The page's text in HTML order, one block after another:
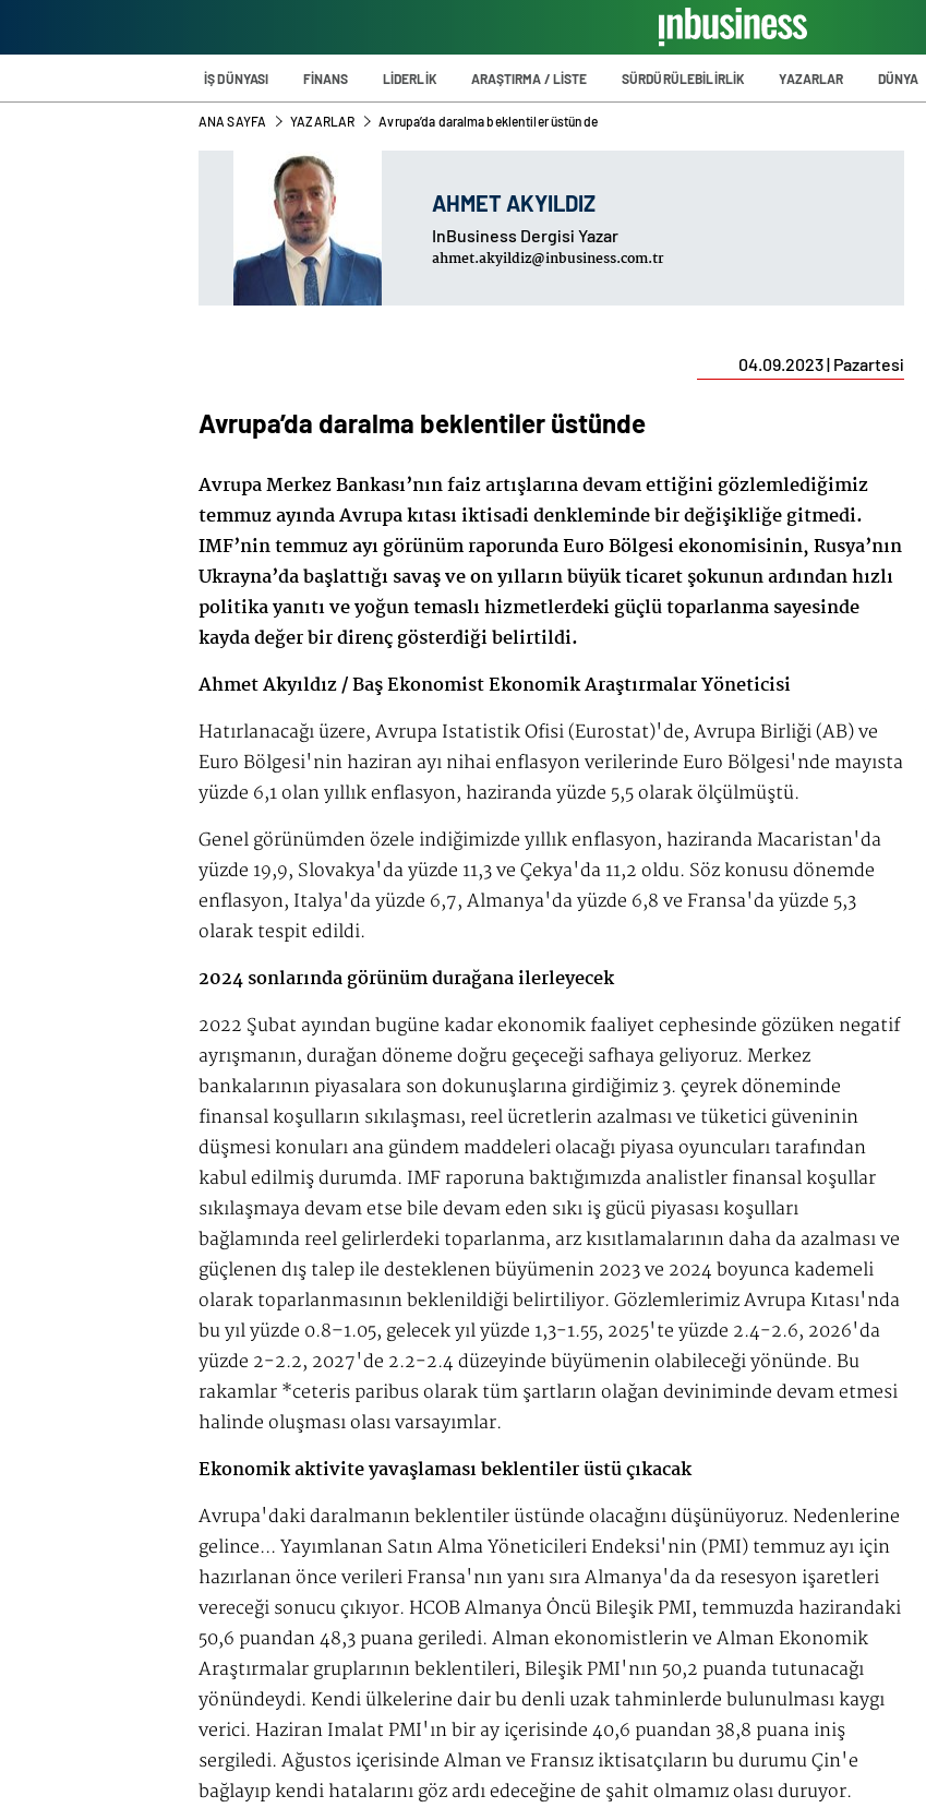
İŞ DÜNYASI FİNANS LİDERLİK ARAŞTIRMA / LİSTE SÜRDÜRÜLEBİLİRLİK YAZARLAR DÜNYA
ANA SAYFA YAZARLAR Avrupa’da daralma beklentiler üstünde
AHMET AKYILDIZ
InBusiness Dergisi Yazar
ahmet.akyildiz@inbusiness.com.tr
04.09.2023 | Pazartesi
Avrupa’da daralma beklentiler üstünde
Avrupa Merkez Bankası’nın faiz artışlarına devam ettiğini gözlemlediğimiz
temmuz ayında Avrupa kıtası iktisadi denkleminde bir değişikliğe gitmedi.
IMF’nin temmuz ayı görünüm raporunda Euro Bölgesi ekonomisinin, Rusya’nın
Ukrayna’da başlattığı savaş ve on yılların büyük ticaret şokunun ardından hızlı
politika yanıtı ve yoğun temaslı hizmetlerdeki güçlü toparlanma sayesinde
kayda değer bir direnç gösterdiği belirtildi.
Ahmet Akyıldız / Baş Ekonomist Ekonomik Araştırmalar Yöneticisi
Hatırlanacağı üzere, Avrupa İstatistik Ofisi (Eurostat)'de, Avrupa Birliği (AB) ve
Euro Bölgesi'nin haziran ayı nihai enflasyon verilerinde Euro Bölgesi'nde mayısta
yüzde 6,1 olan yıllık enflasyon, haziranda yüzde 5,5 olarak ölçülmüştü.
Genel görünümden özele indiğimizde yıllık enflasyon, haziranda Macaristan'da
yüzde 19,9, Slovakya'da yüzde 11,3 ve Çekya'da 11,2 oldu. Söz konusu dönemde
enflasyon, İtalya'da yüzde 6,7, Almanya'da yüzde 6,8 ve Fransa'da yüzde 5,3
olarak tespit edildi.
2024 sonlarında görünüm durağana ilerleyecek
2022 Şubat ayından bugüne kadar ekonomik faaliyet cephesinde gözüken negatif
ayrışmanın, durağan döneme doğru geçeceği safhaya geliyoruz. Merkez
bankalarının piyasalara son dokunuşlarına girdiğimiz 3. çeyrek döneminde
finansal koşulların sıkılaşması, reel ücretlerin azalması ve tüketici güveninin
düşmesi konuları ana gündem maddeleri olacağı piyasa oyuncuları tarafından
kabul edilmiş durumda. IMF raporuna baktığımızda analistler finansal koşullar
sıkılaşmaya devam etse bile devam eden sıkı iş gücü piyasası koşulları
bağlamında reel gelirlerdeki toparlanma, arz kısıtlamalarının daha da azalması ve
güçlenen dış talep ile desteklenen büyümenin 2023 ve 2024 boyunca kademeli
olarak toparlanmasının beklenildiği belirtiliyor. Gözlemlerimiz Avrupa Kıtası'nda
bu yıl yüzde 0.8–1.05, gelecek yıl yüzde 1,3-1.55, 2025'te yüzde 2.4-2.6, 2026'da
yüzde 2-2.2, 2027'de 2.2-2.4 düzeyinde büyümenin olabileceği yönünde. Bu
rakamlar *ceteris paribus olarak tüm şartların olağan deviniminde devam etmesi
halinde oluşması olası varsayımlar.
Ekonomik aktivite yavaşlaması beklentiler üstü çıkacak
Avrupa'daki daralmanın beklentiler üstünde olacağını düşünüyoruz. Nedenlerine
gelince... Yayımlanan Satın Alma Yöneticileri Endeksi'nin (PMI) temmuz ayı için
hazırlanan önce verileri Fransa'nın yanı sıra Almanya'da da resesyon işaretleri
vereceği sonucu çıkıyor. HCOB Almanya Öncü Bileşik PMI, temmuzda hazirandaki
50,6 puandan 48,3 puana geriledi. Alman ekonomistlerin ve Alman Ekonomik
Araştırmalar gruplarının beklentileri, Bileşik PMI'nın 50,2 puanda tutunacağı
yönündeydi. Kendi ülkelerine dair bu denli uzak tahminlerde bulunulması kaygı
verici. Haziran İmalat PMI'ın bir ay içerisinde 40,6 puandan 38,8 puana iniş
sergiledi. Ağustos içerisinde Alman ve Fransız iktisatçıların bu durumu Çin'e
bağlayıp kendi hatalarını göz ardı edeceğine de şahit olmamız olası duruyor.